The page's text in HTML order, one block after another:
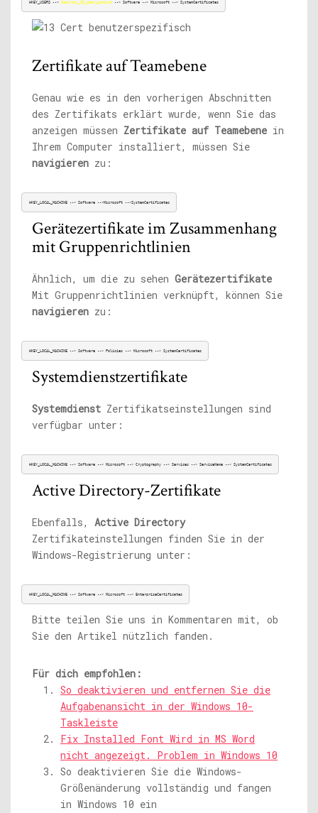
HKEY_USERS --> Security_ID_User_Account --> Software --> Microsoft --> SystemCertificates
Zertifikate auf Teamebene
Genau wie es in den vorherigen Abschnitten
des Zertifikats erklärt wurde, wenn Sie das
anzeigen müssen Zertifikate auf Teamebene in
Ihrem Computer installiert, müssen Sie
navigieren zu:
HKEY_LOCAL_MACHINE --> Software -->Microsoft -->SystemCertificates
Gerätezertifikate im Zusammenhang
mit Gruppenrichtlinien
Ähnlich, um die zu sehen Gerätezertifikate
Mit Gruppenrichtlinien verknüpft, können Sie
navigieren zu:
HKEY_LOCAL_MACHINE --> Software --> Policies --> Microsoft --> SystemCertificates
Systemdienstzertifikate
Systemdienst Zertifikatseinstellungen sind
verfügbar unter:
HKEY_LOCAL_MACHINE --> Software --> Microsoft --> Cryptography --> Services --> ServiceName --> SystemCertificates
Active Directory-Zertifikate
Ebenfalls, Active Directory
Zertifikateinstellungen finden Sie in der
Windows-Registrierung unter:
HKEY_LOCAL_MACHINE --> Software --> Microsoft --> EnterpriseCertificates
Bitte teilen Sie uns in Kommentaren mit, ob
Sie den Artikel nützlich fanden.
Für dich empfohlen:
So deaktivieren und entfernen Sie die
Aufgabenansicht in der Windows 10-
Taskleiste
Fix Installed Font Wird in MS Word
nicht angezeigt. Problem in Windows 10
So deaktivieren Sie die Windows-
Größenänderung vollständig und fangen
in Windows 10 ein